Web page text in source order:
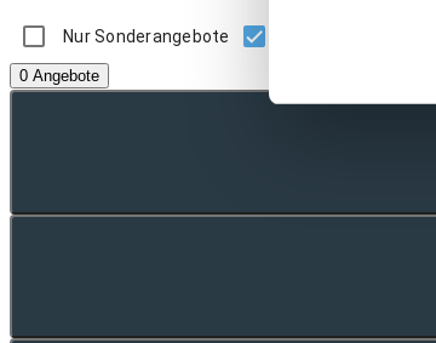
Nur Sonderangebote
0 Angebote